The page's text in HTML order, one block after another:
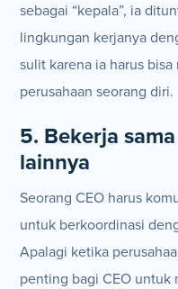
sebagai “kepala”, ia
lingkungan kerjanya
sulit karena ia harus
perusahaan seorang diri.
5. Bekerja
lainnya
Seorang CEO harus
untuk berkoordinasi
Apalagi ketika
penting bagi CEO untuk